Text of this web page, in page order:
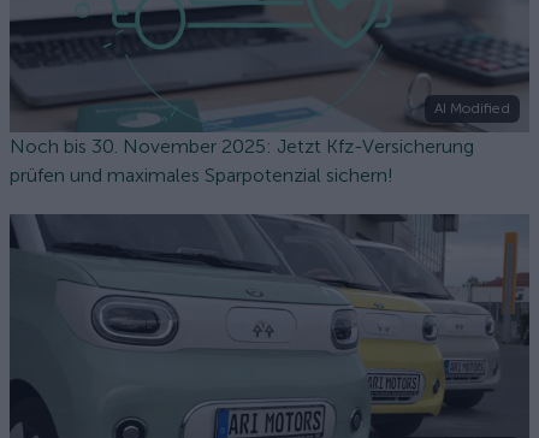
AI Modified
Noch bis 30. November 2025: Jetzt Kfz-Versicherung
prüfen und maximales Sparpotenzial sichern!